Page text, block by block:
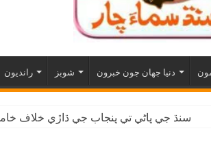
رانديون شوبز دنيا جهان جون خبرون
سنڌ جي پاڻي تي پنجاب جي ڌاڙي خلاف